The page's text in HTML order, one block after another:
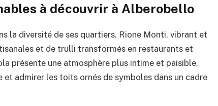
à découvrir à Alberobello
la diversité de ses quartiers. Rione Monti, vibrant et
et de trulli transformés en restaurants et
présente une atmosphère plus intime et paisible,
et admirer les toits ornés de symboles dans un cadre